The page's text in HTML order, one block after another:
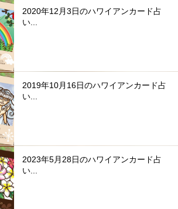
2020年12月3日のハワイアンカード占
い...
2019年10月16日のハワイアンカード占
い...
2023年5月28日のハワイアンカード占
い...